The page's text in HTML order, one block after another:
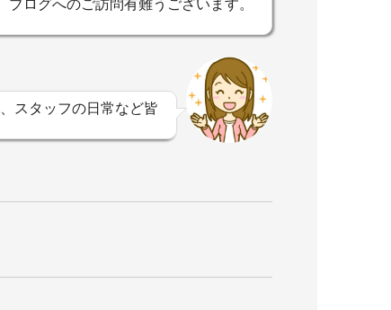
スタッフの日常など皆